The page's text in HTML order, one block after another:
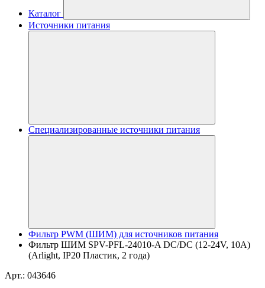
Каталог
Источники питания
Специализированные источники питания
Фильтр PWM (ШИМ) для источников питания
Фильтр ШИМ SPV-PFL-24010-A DC/DC (12-24V, 10A)
(Arlight, IP20 Пластик, 2 года)
Арт.: 043646